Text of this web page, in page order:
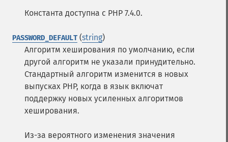
Константа доступна с PHP 7.4.0.
PASSWORD_DEFAULT (string)
Алгоритм хеширования по умолчанию, если
другой алгоритм не указали принудительно.
Стандартный алгоритм изменится в новых
выпусках PHP, когда в язык включат
поддержку новых усиленных алгоритмов
хеширования.
Из-за вероятного изменения значения